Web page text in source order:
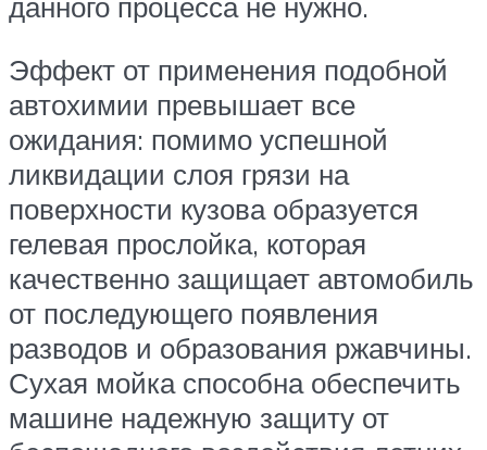
Эффект от применения подобной
автохимии превышает все
ожидания: помимо успешной
ликвидации слоя грязи на
поверхности кузова образуется
гелевая прослойка, которая
качественно защищает автомобиль
от последующего появления
разводов и образования ржавчины.
Сухая мойка способна обеспечить
машине надежную защиту от